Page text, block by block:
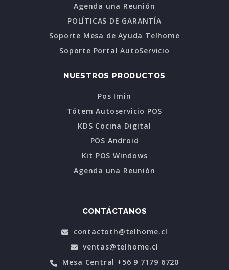
Agenda una Reunión
POLÍTICAS DE GARANTÍA
Soporte Mesa de Ayuda Telhome
Soporte Portal AutoServicio
NUESTROS PRODUCTOS
Pos Imin
Tótem Autoservicio POS
KDS Cocina Digital
POS Android
Kit POS Windows
Agenda una Reunión
CONTÁCTANOS
contactoth@telhome.cl
ventas@telhome.cl
Mesa Central +56 9 7179 6720